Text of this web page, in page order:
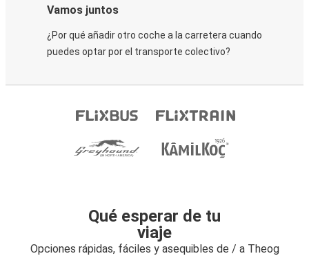
Vamos juntos
¿Por qué añadir otro coche a la carretera cuando
puedes optar por el transporte colectivo?
Qué esperar de tu
viaje
Opciones rápidas, fáciles y asequibles de / a Theog